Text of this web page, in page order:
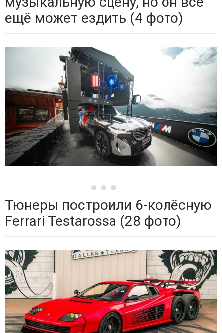
ещё может ездить (4 фото)
Тюнеры построили 6-колёсную
Ferrari Testarossa (28 фото)